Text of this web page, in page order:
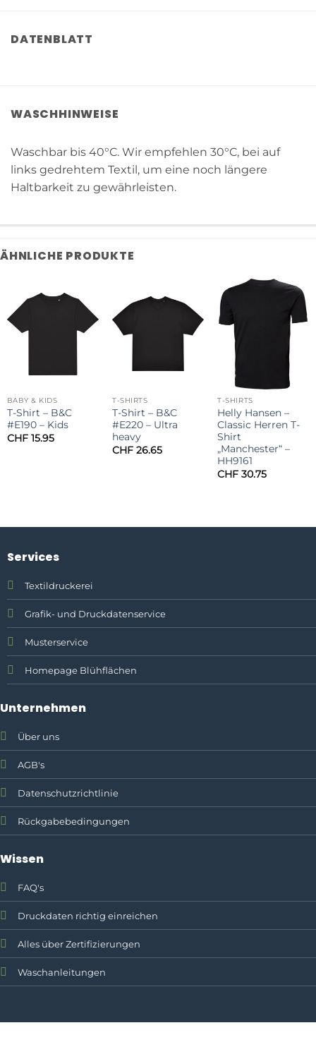
DATENBLATT
WASCHHINWEISE
Waschbar bis 40°C. Wir empfehlen 30°C, bei auf
links gedrehtem Textil, um eine noch längere
Haltbarkeit zu gewährleisten.
ÄHNLICHE PRODUKTE
BABY & KIDS
T-Shirt – B&C
#E190 – Kids
CHF15.95
T-SHIRTS
T-Shirt – B&C
#E220 – Ultra
heavy
CHF 26.65
T-SHIRTS
Helly Hansen –
Classic Herren T-
Shirt
„Manchester“ –
HH9161
CHF 30.75
Services
Textildruckerei
Grafik- und Druckdatenservice
Musterservice
Homepage Blühflächen
Unternehmen
Über uns
AGB's
Datenschutzrichtlinie
Rückgabebedingungen
Wissen
FAQ's
Druckdaten richtig einreichen
Alles über Zertifizierungen
Waschanleitungen